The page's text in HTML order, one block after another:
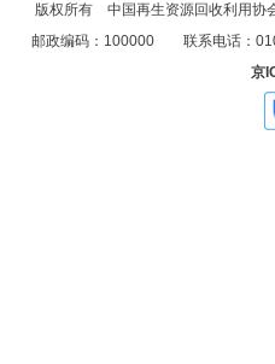
版权所有 中国再生资源回收利用
邮政编码：100000 联系电话：
京